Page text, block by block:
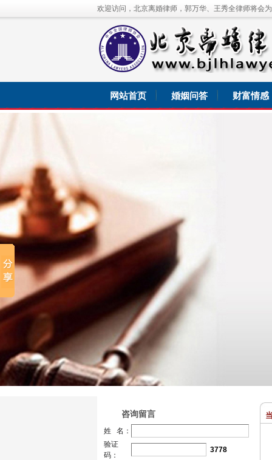
欢迎访问，北京离婚律师，郭万华、王秀全律师将会为
网站首页 婚姻问答 财富情感
咨询留言
姓 名：
验证
码：
3778